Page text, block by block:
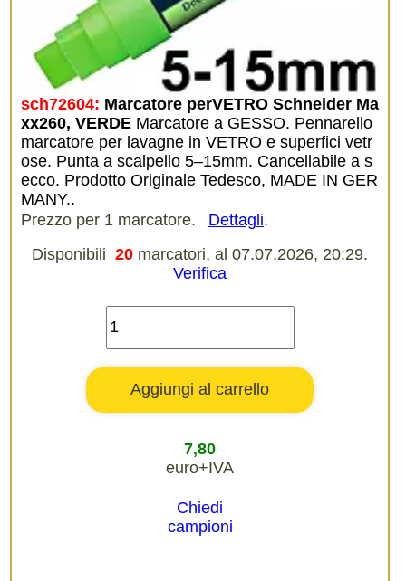
sch72604: Marcatore perVETRO Schneider Ma
xx260, VERDE Marcatore a GESSO. Pennarello
marcatore per lavagne in VETRO e superfici vetr
ose. Punta a scalpello 5–15mm. Cancellabile a s
ecco. Prodotto Originale Tedesco, MADE IN GER
MANY..
Prezzo per 1 marcatore.
Dettagli.
Disponibili 20 marcatori, al 07.07.2026, 20:29.
Verifica
7,80
euro+IVA
Chiedi
campioni